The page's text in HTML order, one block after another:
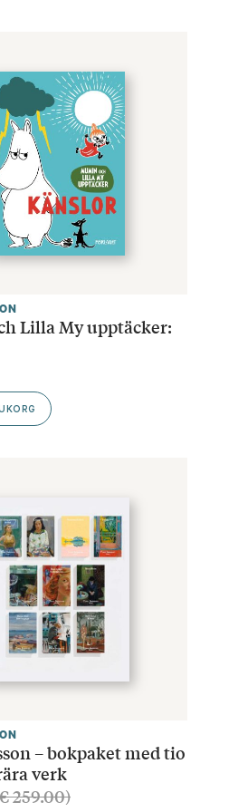
Lilla My upptäcker:
– bokpaket med tio
verk
259.00)